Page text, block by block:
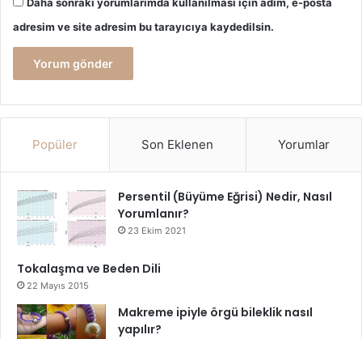
Daha sonraki yorumlarımda kullanılması için adım, e-posta
adresim ve site adresim bu tarayıcıya kaydedilsin.
Popüler Son Eklenen Yorumlar
Persentil (Büyüme Eğrisi) Nedir, Nasıl
Yorumlanır?
23 Ekim 2021
Tokalaşma ve Beden Dili
22 Mayıs 2015
Makreme ipiyle örgü bileklik nasıl
yapılır?